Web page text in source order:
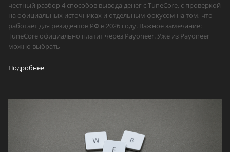
честный разбор 4 способов вывода денег с TuneCore, с проверкой
на официальных источниках и отдельным фокусом на том, что
работает для резидентов РФ в 2026 году. Важное замечание:
TuneCore официально платит через Payoneer. Уже из Payoneer
можно выбрать
Подробнее